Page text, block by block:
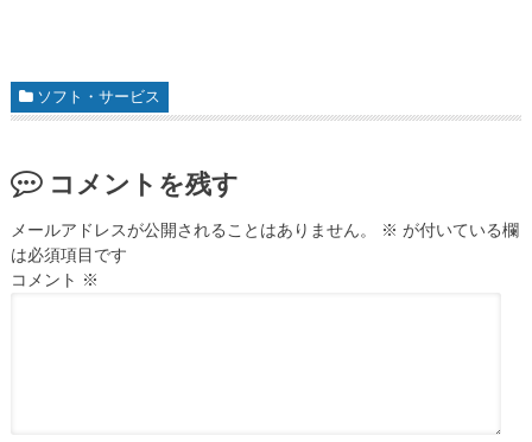
ソフト・サービス
コメントを残す
メールアドレスが公開されることはありません。 ※ が付いている欄
は必須項目です
コメント ※